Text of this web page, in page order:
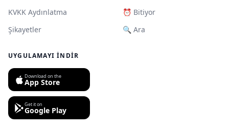
KVKK Aydınlatma
Şikayetler
⏰ Bitiyor
🔍 Ara
UYGULAMAYI İNDIR
Download on the
App Store
Get it on
Google Play